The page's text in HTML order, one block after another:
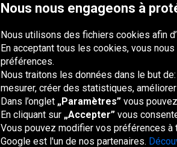
Groupe Oponeo
Česká
republika
Deutschland Éire España France
Nous nous engageons à
Nous utilisons des fichiers cookies afin
En acceptant tous les cookies, vous
préférences.
Nous traitons les données dans le but
mesurer, créer des statistiques,
Dans l’onglet „Paramètres” vous
En cliquant sur „Accepter” vous
Vous pouvez modifier vos préférences à
Google est l'un de nos partenaires.